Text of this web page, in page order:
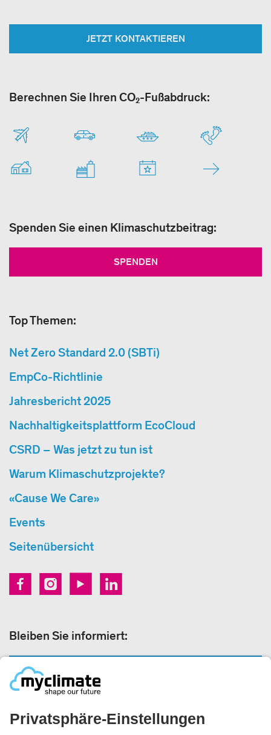
JETZT KONTAKTIEREN
Berechnen Sie Ihren CO₂-Fußabdruck:
Spenden Sie einen Klimaschutzbeitrag:
SPENDEN
Top Themen:
Net Zero Standard 2.0 (SBTi)
EmpCo-Richtlinie
Jahresbericht 2025
Nachhaltigkeitsplattform EcoCloud
CSRD – Was jetzt zu tun ist
Warum Klimaschutzprojekte?
«Cause We Care»
Events
Seitenübersicht
Bleiben Sie informiert:
Rechtliches: